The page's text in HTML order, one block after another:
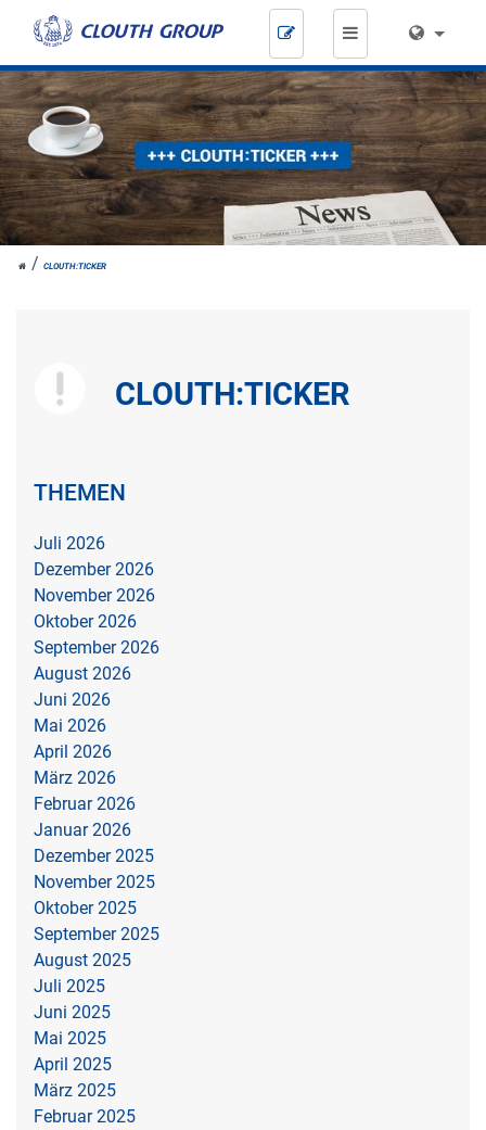
Zum
Inhalt
springen
HOME
CLOUTH:TICKER
CLOUTH:TICKER
THEMEN
Juli 2026
Dezember 2026
November 2026
Oktober 2026
September 2026
August 2026
Juni 2026
Mai 2026
April 2026
März 2026
Februar 2026
Januar 2026
Dezember 2025
November 2025
Oktober 2025
September 2025
August 2025
Juli 2025
Juni 2025
Mai 2025
April 2025
März 2025
Februar 2025